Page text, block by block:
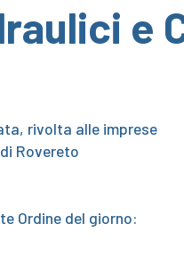
e
rivolta alle imprese
Rovereto
Ordine del giorno: